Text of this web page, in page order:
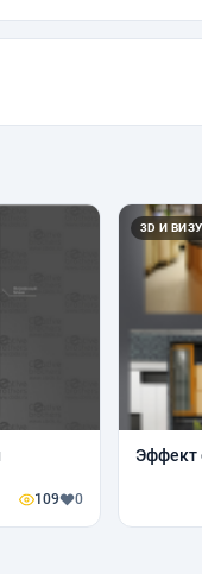
109 0
3D И
Эффект